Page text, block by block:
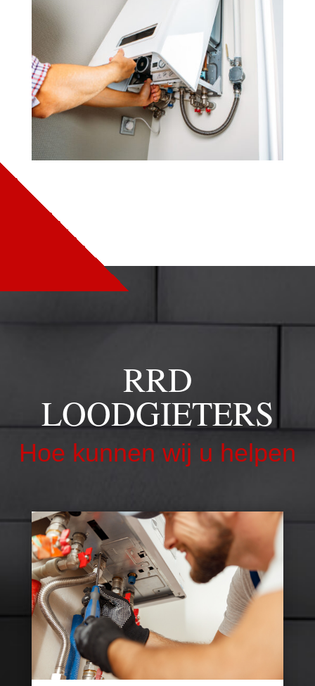
RRD
LOODGIETERS
Hoe kunnen wij u helpen